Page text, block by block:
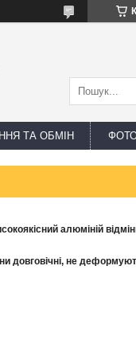
ТА ОБМІН
алюміній
довговічні, не